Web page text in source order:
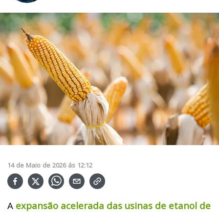
14 de Maio de 2026 ás 12:12
A expansão acelerada das usinas de etanol de